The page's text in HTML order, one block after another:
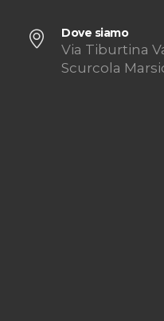
Dove siamo
Via Tiburtina
Scurcola